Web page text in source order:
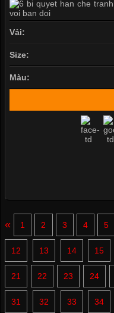
Vải:
Size:
Màu:
« 1 2 3 4 5
12 13 14 15
21 22 23 24
31 32 33 34